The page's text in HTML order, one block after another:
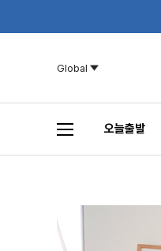
Global
오늘출발